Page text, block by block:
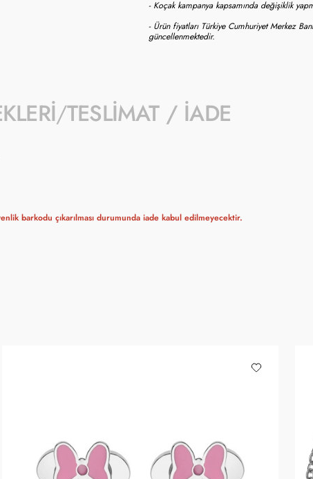
- Koçak kampanya kapsamında değişiklik
- Ürün fiyatları Türkiye Cumhuriyet Merkez
güncellenmektedir.
TESLIMAT / İADE
barkodu çıkarılması durumunda iade kabul edilmeyecektir.